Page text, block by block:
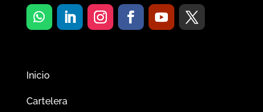
Inicio
Cartelera